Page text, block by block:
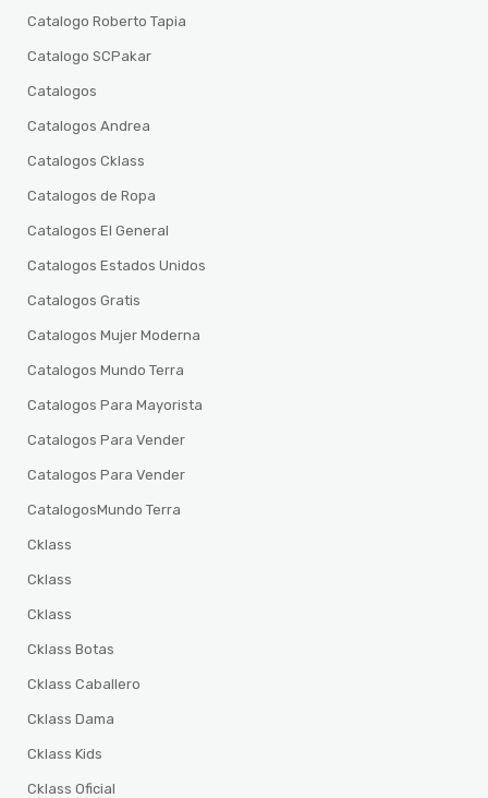
Catalogo Roberto Tapia
Catalogo SCPakar
Catalogos
Catalogos Andrea
Catalogos Cklass
Catalogos de Ropa
Catalogos El General
Catalogos Estados Unidos
Catalogos Gratis
Catalogos Mujer Moderna
Catalogos Mundo Terra
Catalogos Para Mayorista
Catalogos Para Vender
Catalogos Para Vender
CatalogosMundo Terra
Cklass
Cklass
Cklass
Cklass Botas
Cklass Caballero
Cklass Dama
Cklass Kids
Cklass Oficial